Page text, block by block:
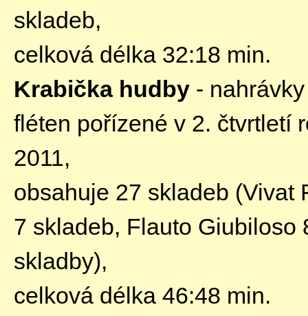
skladeb,
celková délka 32:18 min.
Krabička hudby -
fléten pořízené v 2. čtvrtletí
2011,
obsahuje 27 skladeb (Vivat
7 skladeb, Flauto Giubiloso
skladby),
celková délka 46:48 min.